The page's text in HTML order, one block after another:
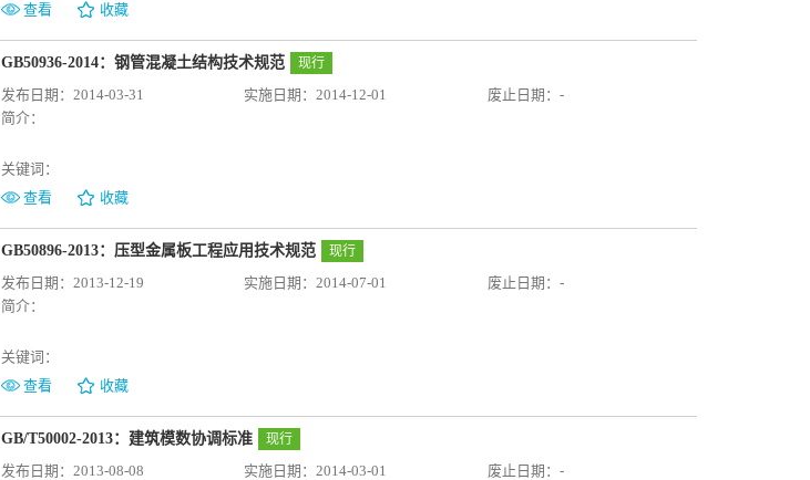
查看
收藏
GB50936-2014：钢管混凝土结构技术规范 现行
发布日期：2014-03-31 实施日期：2014-12-01
废止日期：-
简介：
关键词：
查看
收藏
GB50896-2013：压型金属板工程应用技术规范 现行
发布日期：2013-12-19 实施日期：2014-07-01
废止日期：-
简介：
关键词：
查看
收藏
GB/T50002-2013：建筑模数协调标准 现行
发布日期：2013-08-08 实施日期：2014-03-01
废止日期：-